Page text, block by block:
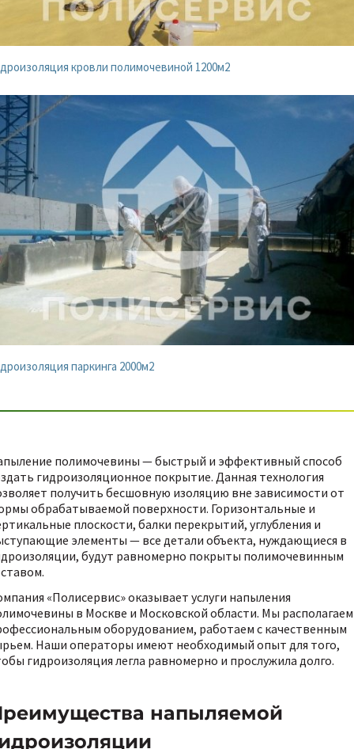
кровли полимочевиной 1200м2
паркинга 2000м2
полимочевины — быстрый и эффективный способ
гидроизоляционное покрытие. Данная технология
получить бесшовную изоляцию вне зависимости от
обрабатываемой поверхности. Горизонтальные и
плоскости, балки перекрытий, углубления и
элементы — все детали объекта, нуждающиеся в
будут равномерно покрыты полимочевинным
«Полисервис» оказывает услуги напыления
в Москве и Московской области. Мы располагаем
оборудованием, работаем с качественным
Наши операторы имеют необходимый опыт для того,
гидроизоляция легла равномерно и прослужила долго.
напыляемой